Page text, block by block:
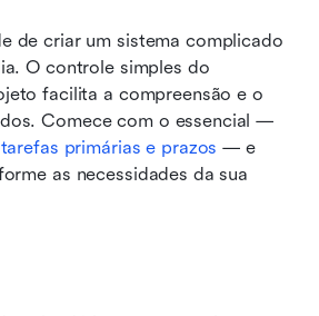
de criar um sistema complicado
O controle simples do
facilita a compreensão e o
Comece com o essencial —
tarefas primárias e prazos — e
as necessidades da sua